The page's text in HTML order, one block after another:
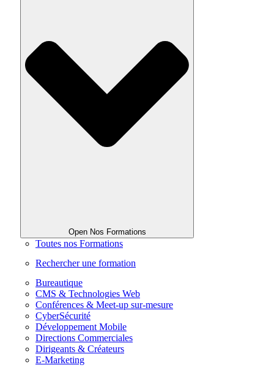
Open Nos Formations
Toutes nos Formations
Rechercher une formation
Bureautique
CMS & Technologies Web
Conférences & Meet-up sur-mesure
CyberSécurité
Développement Mobile
Directions Commerciales
Dirigeants & Créateurs
E-Marketing